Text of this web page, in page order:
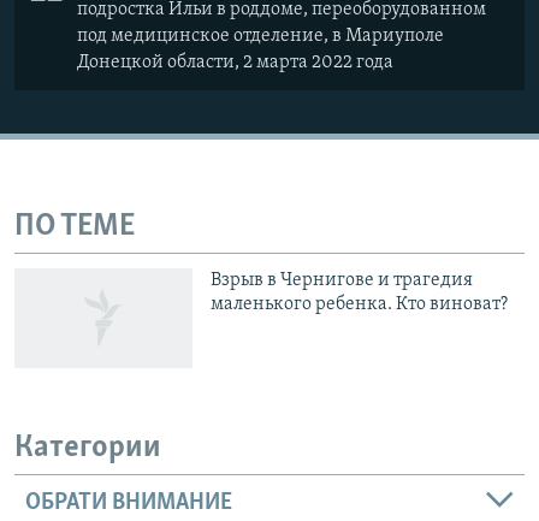
подростка Ильи в роддоме, переоборудованном
под медицинское отделение, в Мариуполе
Донецкой области, 2 марта 2022 года
ПО ТЕМЕ
Взрыв в Чернигове и трагедия
маленького ребенка. Кто виноват?
Категории
ОБРАТИ ВНИМАНИЕ